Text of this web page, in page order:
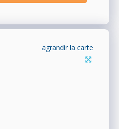
agrandir la carte